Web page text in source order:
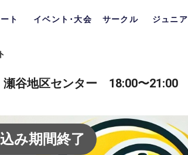
ト イベント･大会 サークル ジュニア
谷地区センター 18:00〜21:00
み期間終了